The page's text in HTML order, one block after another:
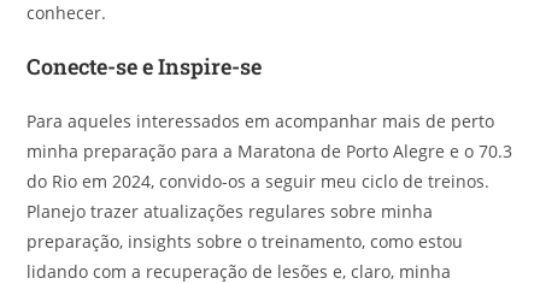
conhecer.
Conecte-se e Inspire-se
Para aqueles interessados em acompanhar mais de perto
minha preparação para a Maratona de Porto Alegre e o 70.3
do Rio em 2024, convido-os a seguir meu ciclo de treinos.
Planejo trazer atualizações regulares sobre minha
preparação, insights sobre o treinamento, como estou
lidando com a recuperação de lesões e, claro, minha